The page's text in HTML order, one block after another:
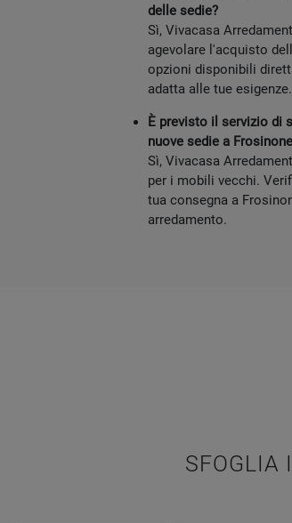
delle sedie?
Sì, Vivacasa
agevolare l'acquisto
opzioni disponibili
adatta alle tue esigenze.
È previsto il servizio di
nuove sedie a
Sì, Vivacasa
per i mobili vecchi.
tua consegna a
arredamento.
SFOGLIA